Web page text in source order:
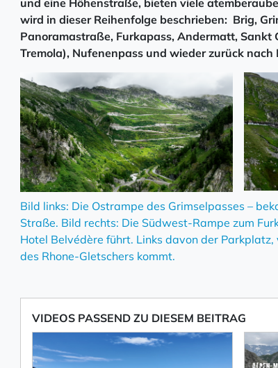
wird in dieser Reihenfolge beschrieben: Brig,
Panoramastraße, Furkapass, Andermatt, Sankt
Tremola), Nufenenpass und wieder zurück nach
Bild links: Die Ostrampe des Grimselpasses –
Straße. Bild rechts: Die Südwest-Rampe zum
Hotel Belvédère führt. Links davon der
des Rhone-Gletschers kommt.
VIDEOS PASSEND ZU DIESEM BEITRAG
NEWSLETTER ABONNIEREN
Vorname
Nachname
Ich willige in den Empfang des Newsletters ein,
abbestellen kann.
Mit der Eintragung für den Newsletter bestätigen Sie die Verarbeitung